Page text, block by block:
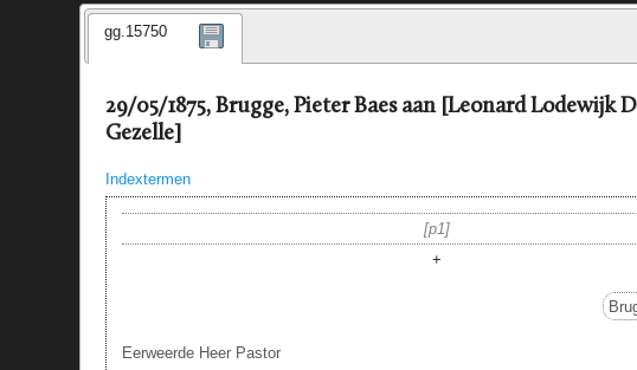
gg.15750
29/05/1875, Brugge, Pieter Baes aan [Leonard Lodewijk
Gezelle]
Indextermen
p1
+
Eerweerde Heer Pastor